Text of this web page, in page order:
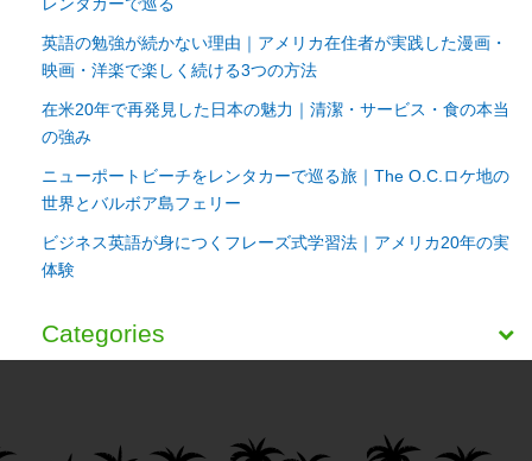
英語の勉強が続かない理由｜アメリカ在住者が実践した漫画・
映画・洋楽で楽しく続ける3つの方法
在米20年で再発見した日本の魅力｜清潔・サービス・食の本当
の強み
ニューポートビーチをレンタカーで巡る旅｜The O.C.ロケ地の
世界とバルボア島フェリー
ビジネス英語が身につくフレーズ式学習法｜アメリカ20年の実
体験
Categories